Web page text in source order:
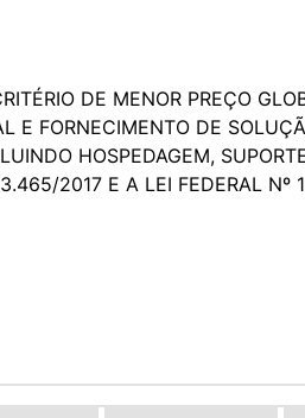
DE MENOR PREÇO
E FORNECIMENTO DE
HOSPEDAGEM,
2017 E A LEI FEDERAL Nº